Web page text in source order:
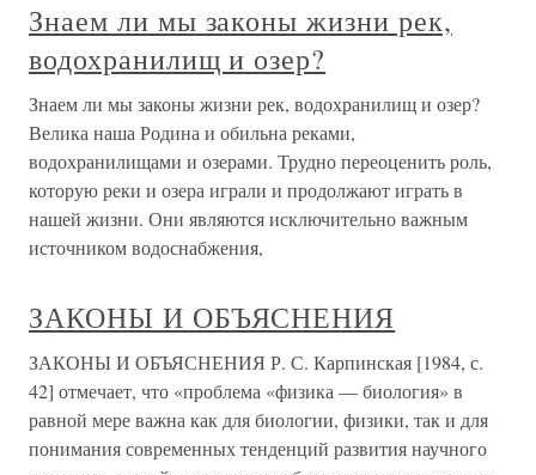
Знаем ли мы законы жизни рек,
водохранилищ и озер?
Знаем ли мы законы жизни рек, водохранилищ и озер?
Велика наша Родина и обильна реками,
водохранилищами и озерами. Трудно переоценить роль,
которую реки и озера играли и продолжают играть в
нашей жизни. Они являются исключительно важным
источником водоснабжения,
ЗАКОНЫ И ОБЪЯСНЕНИЯ
ЗАКОНЫ И ОБЪЯСНЕНИЯ Р. С. Карпинская [1984, с.
42] отмечает, что «проблема «физика — биология» в
равной мере важна как для биологии, физики, так и для
понимания современных тенденций развития научного